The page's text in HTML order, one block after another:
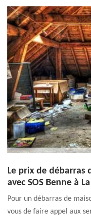
Le prix de débarras
avec SOS Benne à
Pour un débarras de
vous de faire appel aux